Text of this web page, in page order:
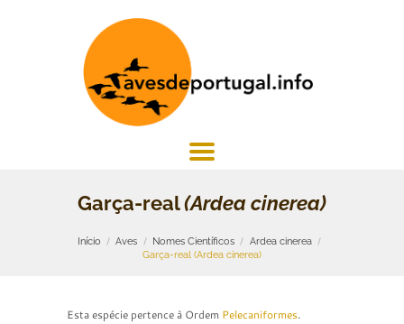
Garça-real(Ardea cinerea)
Início Aves Nomes Científicos
Ardea cinerea
Garça-real (Ardea cinerea)
Esta espécie pertence à Ordem Pelecaniformes.